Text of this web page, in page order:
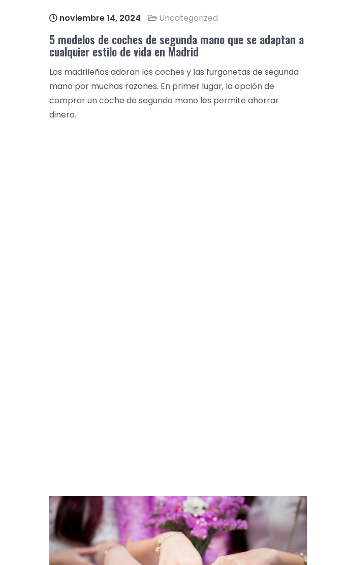
noviembre 14, 2024 Uncategorized
5 modelos de coches de segunda mano que se adaptan a
cualquier estilo de vida en Madrid
Los madrileños adoran los coches y las furgonetas de segunda
mano por muchas razones. En primer lugar, la opción de
comprar un coche de segunda mano les permite ahorrar
dinero.